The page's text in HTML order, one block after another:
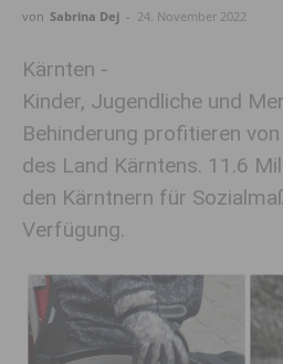
von Sabrina Dej - 24. November 2022
Kärnten -
Kinder, Jugendliche und
Behinderung profitieren
des Land Kärntens. 11.6
den Kärntnern für
Verfügung.